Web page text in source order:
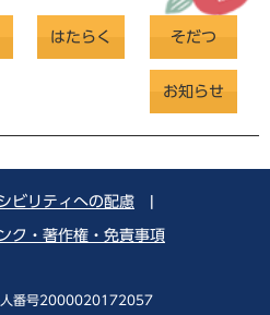
はたらく そだつ
お知らせ
ビリティへの配慮
ク・著作権・免責事項
番号2000020172057